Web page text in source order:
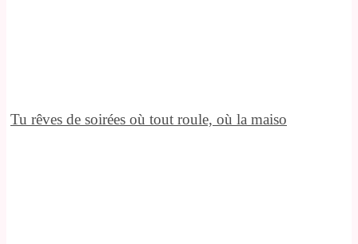
Tu rêves de soirées où tout roule, où la maiso